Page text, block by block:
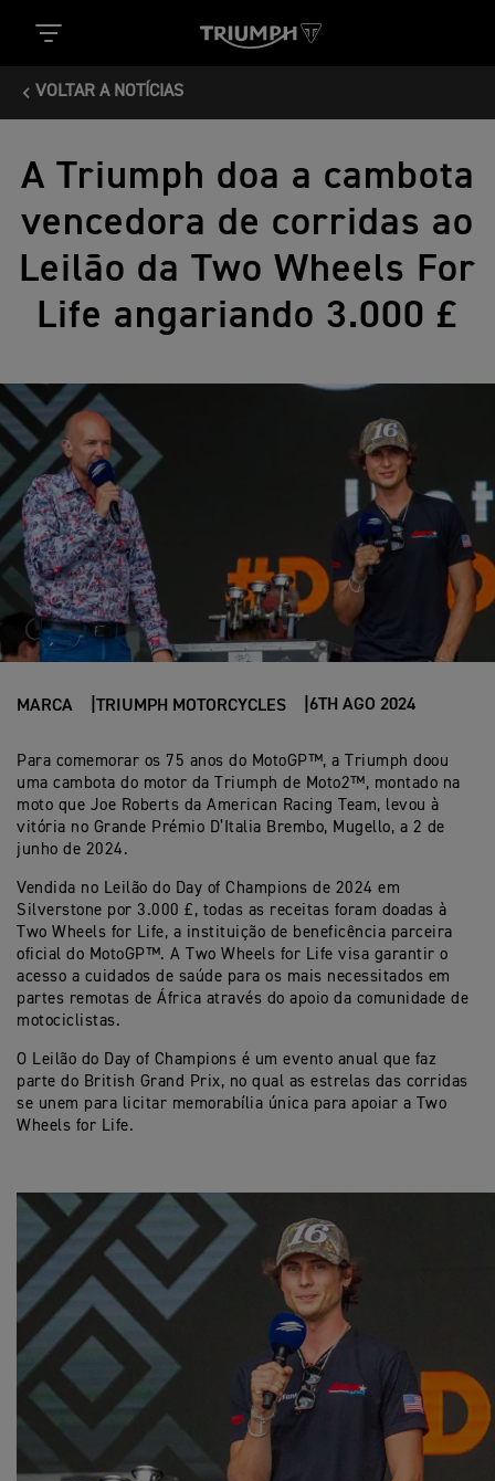
VOLTAR A NOTÍCIAS
A Triumph doa a cambota
vencedora de corridas ao
Leilão da Two Wheels For
Life angariando 3.000 £
MARCA TRIUMPH MOTORCYCLES 6TH AGO 2024
Para comemorar os 75 anos do MotoGP™, a Triumph doou
uma cambota do motor da Triumph de Moto2™, montado na
moto que Joe Roberts da American Racing Team, levou à
vitória no Grande Prémio D’Italia Brembo, Mugello, a 2 de
junho de 2024.
Vendida no Leilão do Day of Champions de 2024 em
Silverstone por 3.000 £, todas as receitas foram doadas à
Two Wheels for Life, a instituição de beneficência parceira
oficial do MotoGP™. A Two Wheels for Life visa garantir o
acesso a cuidados de saúde para os mais necessitados em
partes remotas de África através do apoio da comunidade de
motociclistas.
O Leilão do Day of Champions é um evento anual que faz
parte do British Grand Prix, no qual as estrelas das corridas
se unem para licitar memorabília única para apoiar a Two
Wheels for Life.